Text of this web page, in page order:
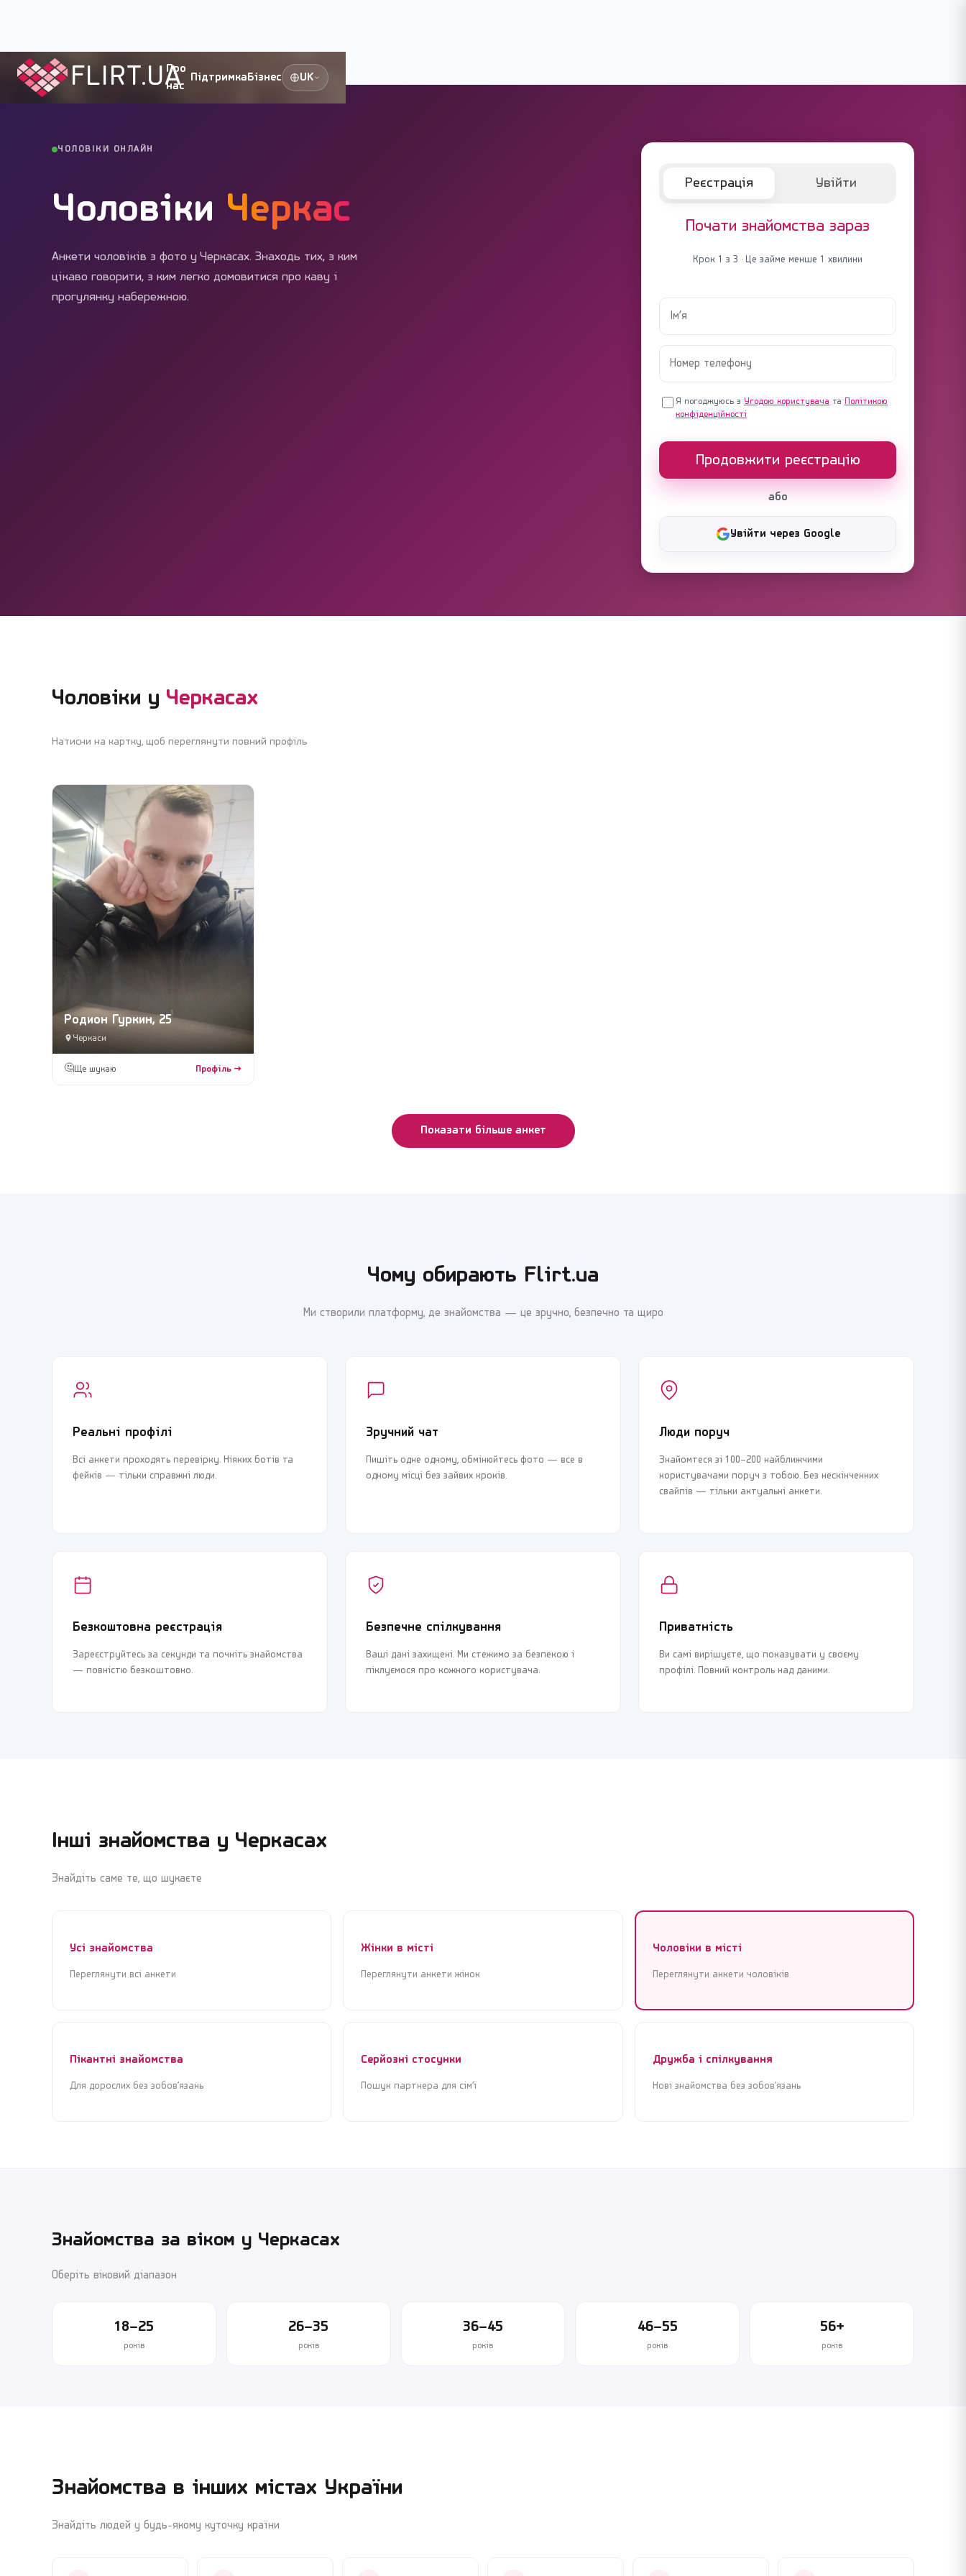
Почати знайомства зараз
Я погоджуюсь з Угодою користувачатаПолітикою
FLIRT.UA
Про
нас
ПідтримкаБізнес UK
Flirt.ua Міста України › Черкаси
ЧОЛОВІКИ ОНЛАЙН
Чоловіки Черкас
Анкети чоловіків з фото у Черкасах. Знаходь тих, з ким
цікаво говорити, з ким легко домовитися про каву і
прогулянку набережною.
Реєстрація Увійти
Почати знайомства зараз
Крок 1 з 3 · Це займе менше 1 хвилини
Я погоджуюсь з Угодою користувача та Політикою
конфіденційності
Продовжити реєстрацію
або
Увійти через Google
Чоловіки у Черкасах
Натисни на картку, щоб переглянути повний профіль
Родион Гуркин, 25
Черкаси
🤔 Ще шукаю Профіль →
Показати більше анкет
Чому обирають Flirt.ua
Ми створили платформу, де знайомства — це зручно, безпечно та щиро
Реальні профілі
Всі анкети проходять перевірку. Ніяких ботів та
фейків — тільки справжні люди.
Зручний чат
Пишіть одне одному, обмінюйтесь фото — все в
одному місці без зайвих кроків.
Люди поруч
Знайомтеся зі 100–200 найближчими
користувачами поруч з тобою. Без нескінченних
свайпів — тільки актуальні анкети.
Безкоштовна реєстрація
Зареєструйтесь за секунди та почніть знайомства
— повністю безкоштовно.
Безпечне спілкування
Ваші дані захищені. Ми стежимо за безпекою і
піклуємося про кожного користувача.
Приватність
Ви самі вирішуєте, що показувати у своєму
профілі. Повний контроль над даними.
Інші знайомства у Черкасах
Знайдіть саме те, що шукаєте
Усі знайомства
Переглянути всі анкети
Жінки в місті
Переглянути анкети жінок
Чоловіки в місті
Переглянути анкети чоловіків
Пікантні знайомства
Для дорослих без зобов’язань
Серйозні стосунки
Пошук партнера для сім’ї
Дружба і спілкування
Нові знайомства без зобов’язань
Знайомства за віком у Черкасах
Оберіть віковий діапазон
18–25
років
26–35
років
36–45
років
46–55
років
56+
років
Знайомства в інших містах України
Знайдіть людей у будь-якому куточку країни
Почати знайомства зараз
Я погоджуюсь з Угодою користувачатаПолітикою